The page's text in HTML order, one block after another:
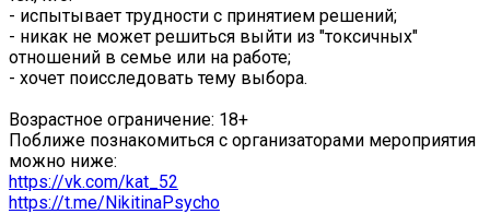
- испытывает трудности с принятием решений;
- никак не может решиться выйти из "токсичных"
отношений в семье или на работе;
- хочет поисследовать тему выбора.
Возрастное ограничение: 18+
Поближе познакомиться с организаторами мероприятия
можно ниже:
https://vk.com/kat_52
https://t.me/NikitinaPsycho